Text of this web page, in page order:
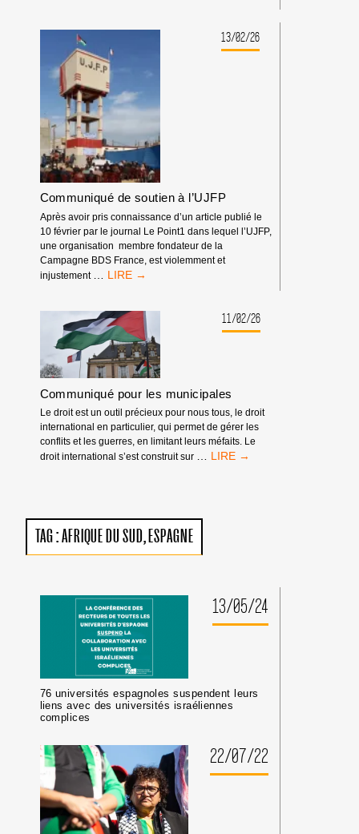
À
FRANCESCA
ALBANESE
13/02/26
Communiqué de soutien à l’UJFP
Après avoir pris connaissance d’un article publié le
10 février par le journal Le Point1 dans lequel l’UJFP,
une organisation membre fondateur de la
Campagne BDS France, est violemment et
injustement
COMMUNIQUÉ
À
L’UJFP
11/02/26
Communiqué pour les municipales
Le droit est un outil précieux pour nous tous, le droit
international en particulier, qui permet de gérer les
conflits et les guerres, en limitant leurs méfaits. Le
droit international s’est construit sur
COMMUNIQUÉ
TAG :AFRIQUE DU SUD ESPAGNE
13/05/24
76 universités espagnoles suspendent leurs
liens avec des universités israéliennes
complices
22/07/22